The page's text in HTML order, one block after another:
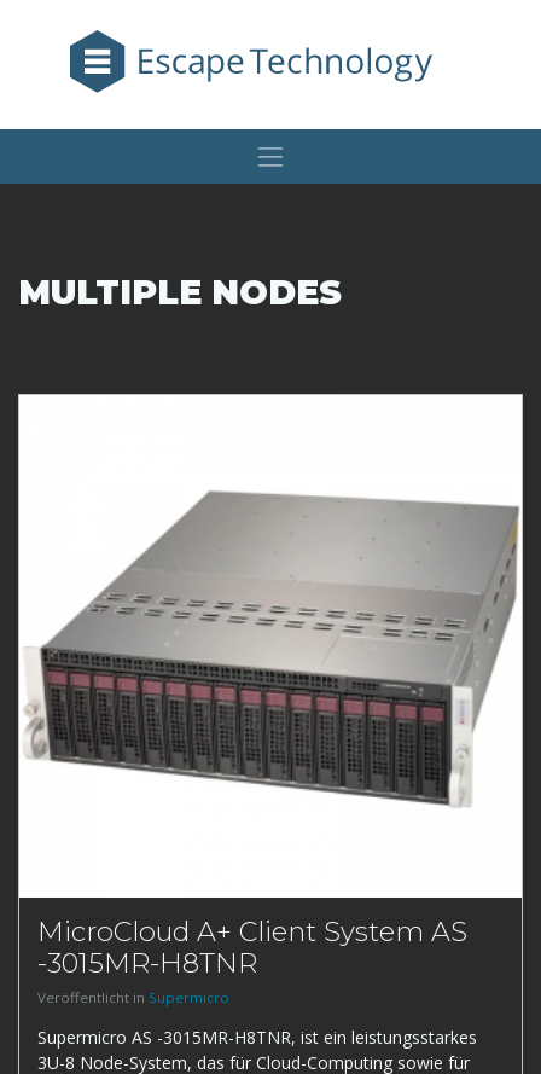
MULTIPLE NODES
MicroCloud A+ Client System AS
-3015MR-H8TNR
Veröffentlicht in Supermicro
Supermicro AS -3015MR-H8TNR, ist ein leistungsstarkes
3U-8 Node-System, das für Cloud-Computing sowie für